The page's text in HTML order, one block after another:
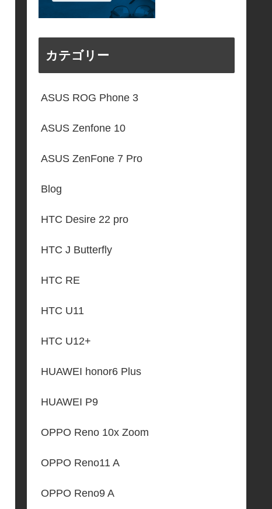
カテゴリー
ASUS ROG Phone 3
ASUS Zenfone 10
ASUS ZenFone 7 Pro
Blog
HTC Desire 22 pro
HTC J Butterfly
HTC RE
HTC U11
HTC U12+
HUAWEI honor6 Plus
HUAWEI P9
OPPO Reno 10x Zoom
OPPO Reno11 A
OPPO Reno9 A